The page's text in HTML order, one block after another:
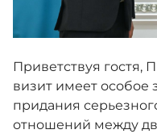
Контакты
Единый словарь
Приветствуя гостя,
визит имеет особое
придания
отношений между